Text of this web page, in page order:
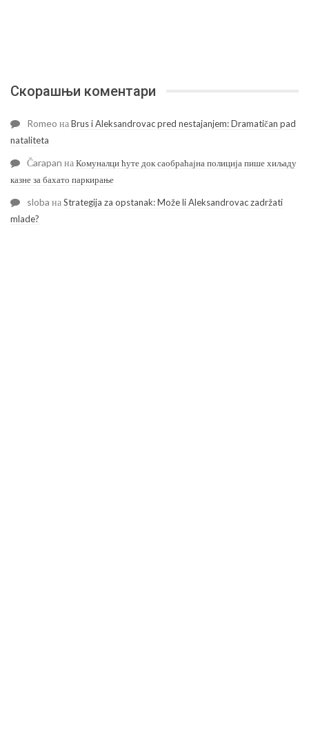
Скорашњи коментари
Romeo наBrus i Aleksandrovac pred nestajanjem: Dramatičan pad
nataliteta
Čarapan наКомуналци ћуте док саобраћајна полиција пише хиљаду
казне за бахато паркирање
sloba наStrategija za opstanak: Može li Aleksandrovac zadržati
mlade?